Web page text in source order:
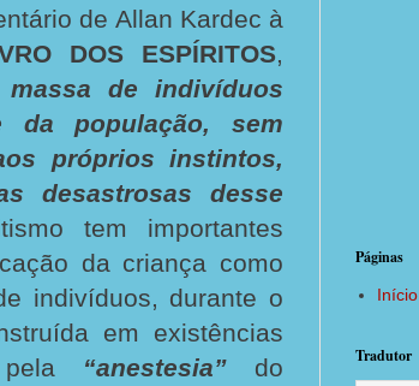
de Allan Kardec à
DOS ESPÍRITOS,
de indivíduos
da população, sem
próprios instintos,
desastrosas desse
tem importantes
da criança como
indivíduos, durante o
em existências
pela “anestesia” do
Páginas
Início
Tradutor